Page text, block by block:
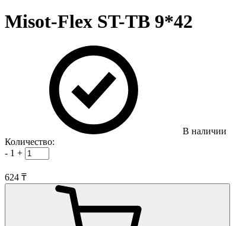
Misot-Flex ST-TB 9*42
В наличии
Количество:
- 1 +
624 ₸